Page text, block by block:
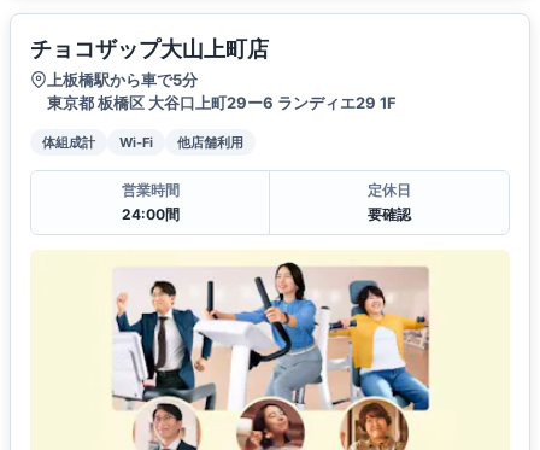
チョコザップ大山上町店
上板橋駅から車で5分
東京都 板橋区 大谷口上町29ー6 ランディエ29 1F
体組成計 Wi-Fi 他店舗利用
営業時間
24:00間
定休日
要確認